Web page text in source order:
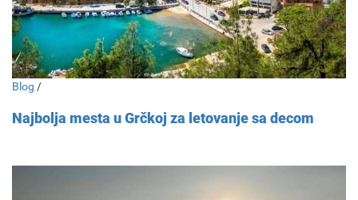
Blog /
Najbolja mesta u Grčkoj za letovanje sa decom